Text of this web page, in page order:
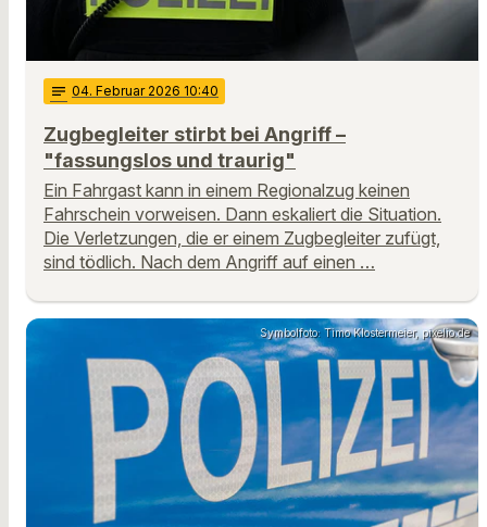
notes 04. Februar 2026 10:40
Zugbegleiter stirbt bei Angriff –
"fassungslos und traurig"
Ein Fahrgast kann in einem Regionalzug keinen
Fahrschein vorweisen. Dann eskaliert die Situation.
Die Verletzungen, die er einem Zugbegleiter zufügt,
sind tödlich. Nach dem Angriff auf einen …
Symbolfoto: Timo Klostermeier, pixelio.de